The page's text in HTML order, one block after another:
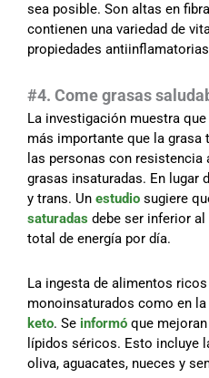
sea posible. Son altas en
contienen una variedad de
propiedades
#4. Come grasas
La investigación muestra
más importante que la grasa
las personas con
grasas insaturadas. En lugar
y trans. Un estudio sugiere
saturadas debe ser inferior
total de energía por día.
La ingesta de alimentos
monoinsaturados como en
keto. Se informó que
lípidos séricos. Esto incluye
oliva, aguacates, nueces y